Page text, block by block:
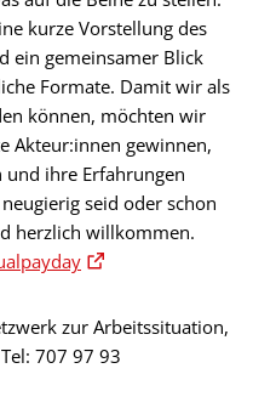
kurze Vorstellung des
ein gemeinsamer Blick
Formate. Damit wir als
können, möchten wir
Akteur:innen gewinnen,
ihre Erfahrungen
seid oder schon
herzlich willkommen.
zur Arbeitssituation,
707 97 93